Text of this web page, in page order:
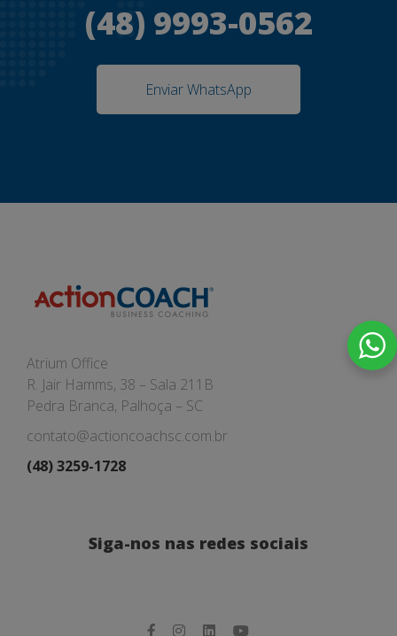
(48) 9993-0562
Enviar WhatsApp
Atrium Office
R. Jair Hamms, 38 – Sala 211B
Pedra Branca, Palhoça – SC
contato@actioncoachsc.com.br
(48) 3259-1728
Siga-nos nas redes sociais